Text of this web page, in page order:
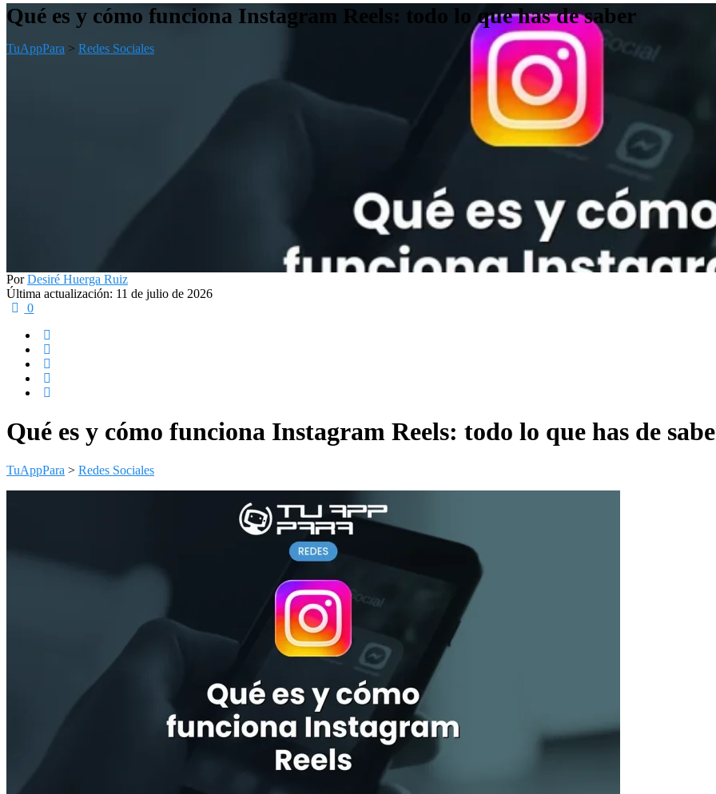
Qué es y cómo funciona Instagram Reels: todo lo que has de saber
TuAppPara > Redes Sociales
PorDesiré Huerga Ruiz
Última actualización: 11 de julio de 2026
0
Qué es y cómo funciona Instagram Reels: todo lo que has de
TuAppPara > Redes Sociales